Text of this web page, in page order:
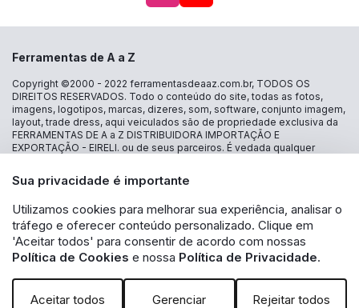
Sua privacidade é importante
Utilizamos cookies para melhorar sua experiência, analisar o
tráfego e oferecer conteúdo personalizado. Clique em
'Aceitar todos' para consentir de acordo com nossas
Política de Cookies e nossa Política de Privacidade.
Aceitar todos Gerenciar Rejeitar todos
Ferramentas de A a Z
Copyright ©2000 - 2022 ferramentasdeaaz.com.br, TODOS OS
DIREITOS RESERVADOS. Todo o conteúdo do site, todas as fotos,
imagens, logotipos, marcas, dizeres, som, software, conjunto imagem,
layout, trade dress, aqui veiculados são de propriedade exclusiva da
FERRAMENTAS DE A a Z DISTRIBUIDORA IMPORTAÇÃO E
EXPORTAÇÃO - EIRELI. ou de seus parceiros. É vedada qualquer
expressa autorização. A violação de qualquer direito mencionado
implicará na responsabilização cível e criminal nos termos da Lei.
EXPORTAÇÃO - EIRELI - CNPJ: 30.356.735/0001-13 - Estrada das
Lágrimas 1986 loja 16 - Jd São Caetano - São Caetano do Sul - SP CEP
09580-500 - A inclusão no carrinho não garante o preço e/ou a
disponibilidade do produto. Caso os produtos apresentem
divergências de valores, o preço válido é o exibido na tela de